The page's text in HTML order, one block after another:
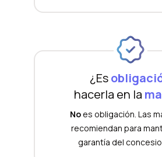
¿Es
hacerla en la
Noes obligación. Las
recomiendan para
garantía del